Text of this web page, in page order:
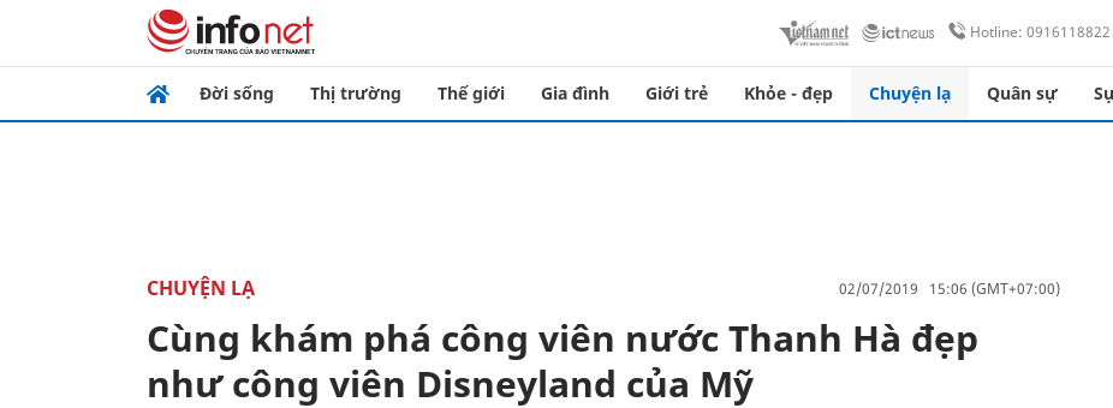
Hotline: 0916118822
Đời sống Thị trường Thế giới Gia đình Giới trẻ Khỏe - đẹp Chuyện lạ Quân sự
CHUYỆN LẠ 02/07/2019 15:06 (GMT+07:00)
Cùng khám phá công viên nước Thanh Hà đẹp
như công viên Disneyland của Mỹ